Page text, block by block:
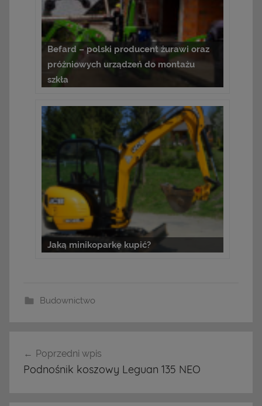
Befard – polski producent żurawi oraz
próżniowych urządzeń do montażu
szkła
Jaką minikoparkę kupić?
Budownictwo
Nawigacja
wpisu
Poprzedni wpis
Podnośnik koszowy Leguan 135 NEO